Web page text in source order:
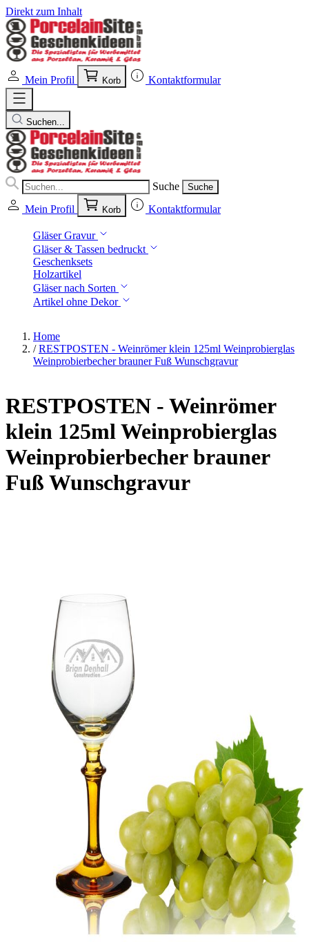
Direkt zum Inhalt
Mein Profil Korb Kontaktformular
Suchen...
Suche Suche
Mein Profil Korb Kontaktformular
Gläser Gravur
Gläser & Tassen bedruckt
Geschenksets
Holzartikel
Gläser nach Sorten
Artikel ohne Dekor
Home
/ RESTPOSTEN - Weinrömer klein 125ml Weinprobierglas
Weinprobierbecher brauner Fuß Wunschgravur
RESTPOSTEN - Weinrömer
klein 125ml Weinprobierglas
Weinprobierbecher brauner
Fuß Wunschgravur